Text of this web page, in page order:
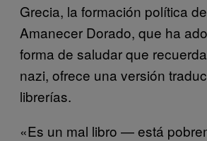
Grecia, la formación política
Amanecer Dorado, que ha
forma de saludar que
nazi, ofrece una versión
librerías.
«Es un mal libro — está